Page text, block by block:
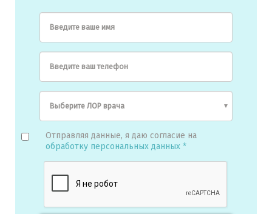
Введите ваше имя
Введите ваш телефон
Отправляя данные, я даю согласие на
обработку персональных данных *